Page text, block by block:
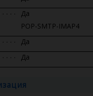
Да
POP-SMTP-IMAP4
Да
Да